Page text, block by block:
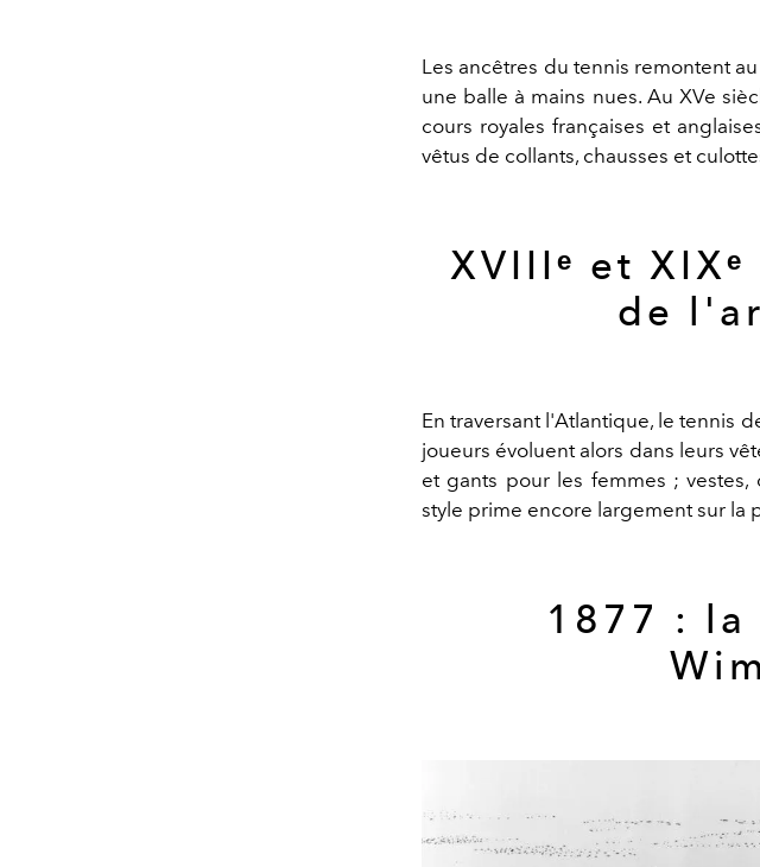
Les ancêtres du tennis remontent
une balle à mains nues. Au XVe
cours royales françaises et
vêtus de collants, chausses et
XVIIIᵉ et
de
En traversant l'Atlantique, le tennis
joueurs évoluent alors dans leurs
et gants pour les femmes ;
style prime encore largement sur la
1877 : la